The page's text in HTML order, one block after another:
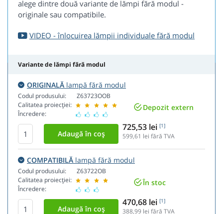
alege dintre două variante de lămpi fără modul -
originale sau compatibile.
VIDEO - înlocuirea lămpii individuale fără modul
Variante de lămpi fără modul
ORIGINALĂ lampă fără modul
Codul produsului:
Calitatea proiecției:
Încredere:
Z63723OOB
Depozit extern
725,53 lei [1]
599,61 lei fără TVA
COMPATIBILĂ lampă fără modul
Codul produsului:
Calitatea proiecției:
Încredere:
Z63722OB
În stoc
470,68 lei [1]
388,99 lei fără TVA